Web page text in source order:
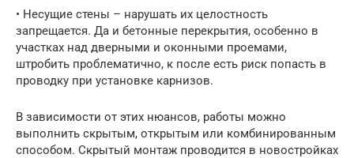
• Несущие стены – нарушать их целостность
запрещается. Да и бетонные перекрытия, особенно в
участках над дверными и оконными проемами,
штробить проблематично, к после есть риск попасть в
проводку при установке карнизов.
В зависимости от этих нюансов, работы можно
выполнить скрытым, открытым или комбинированным
способом. Скрытый монтаж проводится в новостройках